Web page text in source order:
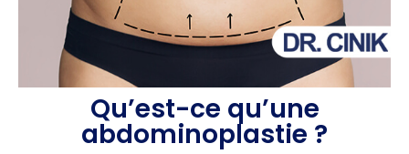
Qu’est-ce qu’une
abdominoplastie ?